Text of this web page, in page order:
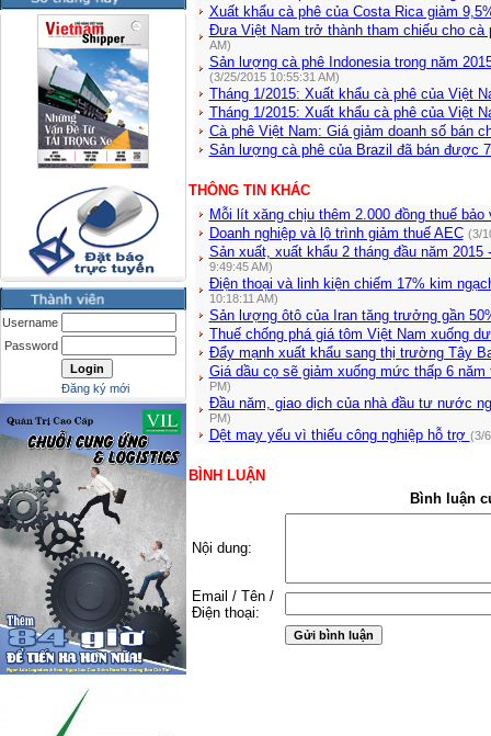
Username
Password
Đăng ký mới
Xuất khẩu cà phê của Costa Rica giảm
Đưa Việt Nam trở thành tham chiếu cho
AM)
Sản lượng cà phê Indonesia trong năm
(3/25/2015 10:55:31 AM)
Tháng 1/2015: Xuất khẩu cà phê của Việt
Tháng 1/2015: Xuất khẩu cà phê của Việt
Cà phê Việt Nam: Giá giảm doanh số bán
Sản lượng cà phê của Brazil đã bán được
THÔNG TIN KHÁC
Mỗi lít xăng chịu thêm 2.000 đồng thuế
Doanh nghiệp và lộ trình giảm thuế AEC (3/
Sản xuất, xuất khẩu 2 tháng đầu năm
9:49:45 AM)
Điện thoại và linh kiện chiếm 17% kim
10:18:11 AM)
Sản lượng ôtô của Iran tăng trưởng gần
Thuế chống phá giá tôm Việt Nam xuống
Đẩy mạnh xuất khẩu sang thị trường Tây
Giá dầu cọ sẽ giảm xuống mức thấp 6 năm
PM)
Đầu năm, giao dịch của nhà đầu tư nước
PM)
Dệt may yếu vì thiếu công nghiệp hỗ trợ (3/
BÌNH LUẬN
Bình luận
Nội dung:
Email / Tên /
Điện thoại: